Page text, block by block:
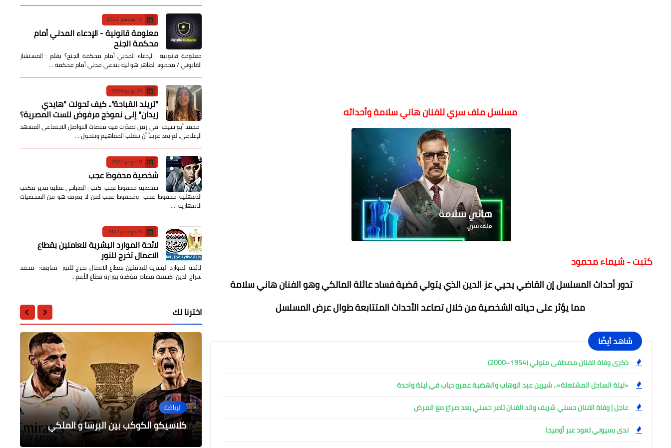
مسلسل ملف سري للفنان هاني سلامة وأحداثه
كتبت - شيماء محمود
تدور أحداث المسلسل إن القاضي يحيي عز الدين الذي يتولي قضية فساد عائلة المالكي وهو الفنان هاني سلامة
مما يؤثر على حياته الشخصية من خلال تصاعد الأحداث المتتابعة طوال عرض المسلسل
شاهد أيضًا
ذكرى وفاة الفنان مصطفى متولي (1954–2000)
«ليلة الساحل المشتعلة».. شيرين عبد الوهاب والهضبة عمرو دياب في ليلة واحدة
عاجل | وفاة الفنان حسني شريف والد الفنان تامر حسني بعد صراع مع المرض
ندى بسيوني تعود عبر أوميجا
14 سبتمبر 2022
معلومة قانونية - الإدعاء المدني أمام
محكمة الجنح
معلومة قانونية الإدعاء المدني أمام محكمة الجنح؟ بقلم : المستشار
القانوني / محمود الطاهر هو ليه بندعي مدني أمام محكمة …
25 يوليو 2026
​"تريند القباحة".. كيف تحولت "هايدي
زيدان" إلى نموذج مرفوض للست المصرية؟
​ محمد أبو سيف ​في زمن تصدّرت فيه منصات التواصل الاجتماعي المشهد
الإعلامي، لم يعد غريباً أن تنقلب المفاهيم وتتحول …
10 يونيو 2021
شخصية محفوظ عجب
شخصية محفوظ عجب كتب : الصباحي عطية مدير مكتب
الدقهلية محفوظ عجب ومحفوظ عجب لمن لا يعرفه هو من الشخصيات
الانتهازية ا…
23 نوفمبر 2022
لائحة الموارد البشرية للعاملين بقطاع
الاعمال تخرج للنور
لائحة الموارد البشرية للعاملين بقطاع الاعمال تخرج للنور متابعه:- محمد
سراج الدين كشفت مصادر مؤكدة بوزارة قطاع الأعم…
اخترنا لك
الرياضة
كلاسيكو الكوكب بين البرسا و الملكي
محافظات
تحتفل اليوم محافظة أسوان بالعيد
القومى الـ 52
أخبار مصر
وزير قطاع الأعمال العام في جولة تفقدية
موسعة بشركة غزل المحلة
محافظات
محافظ الجيزة يكرم المتميزين من عمال
الخدمات المعاونة والسائقين بالجهاز
التنفيذي
محافظات
محافظ المنوفية يكلف مدير مديرية
الزراعة بالنزول ميدانياً لفحص شكوى
مواطن